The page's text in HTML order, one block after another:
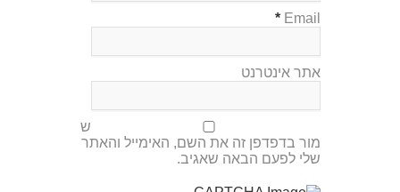
Email
*
אתר אינטרנט
ש
מור בדפדפן זה את השם, האימייל והאתר
שלי לפעם הבאה שאגיב.